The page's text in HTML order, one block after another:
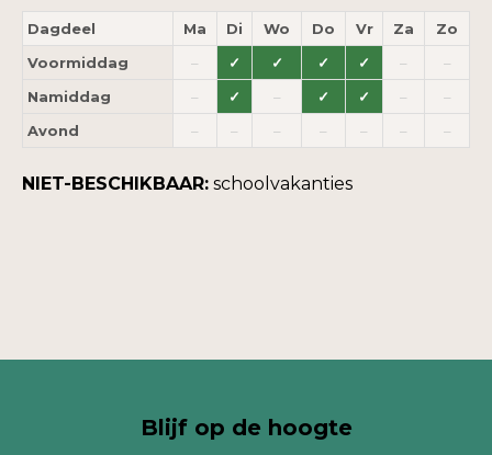
Dagdeel Ma Di Wo Do Vr Za
Zo
Voormiddag
– ✓ ✓ ✓ ✓ –
–
Namiddag
– ✓ – ✓ ✓ –
–
Avond
– – – – – – –
NIET-BESCHIKBAAR: schoolvakanties
Blijf op de hoogte